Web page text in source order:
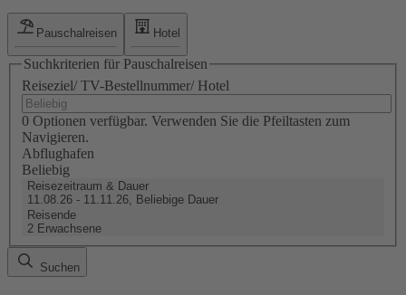
Pauschalreisen Hotel
Suchkriterien für Pauschalreisen
Reiseziel/ TV-Bestellnummer/ Hotel
0 Optionen verfügbar. Verwenden Sie die Pfeiltasten zum
Navigieren.
Abflughafen
Beliebig
Reisezeitraum & Dauer
11.08.26 - 11.11.26, Beliebige Dauer
Reisende
2 Erwachsene
Suchen